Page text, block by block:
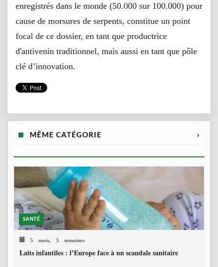
enregistrés dans le monde (50.000 sur 100.000) pour
cause de morsures de serpents, constitue un point
focal de ce dossier, en tant que productrice
d'antivenin traditionnel, mais aussi en tant que pôle
clé d’innovation.
MÊME CATÉGORIE ›
SANTÉ
5 mois, 3 semaines
Laits infantiles : l’Europe face à un scandale sanitaire